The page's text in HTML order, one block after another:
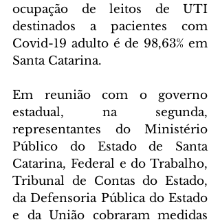
ocupação de leitos de UTI
destinados a pacientes com
Covid-19 adulto é de 98,63% em
Santa Catarina.
Em reunião com o governo
estadual, na segunda,
representantes do Ministério
Público do Estado de Santa
Catarina, Federal e do Trabalho,
Tribunal de Contas do Estado,
da Defensoria Pública do Estado
e da União cobraram medidas